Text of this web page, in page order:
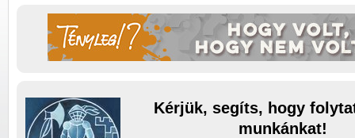
Kérjük, segíts, hogy
munkánkat!